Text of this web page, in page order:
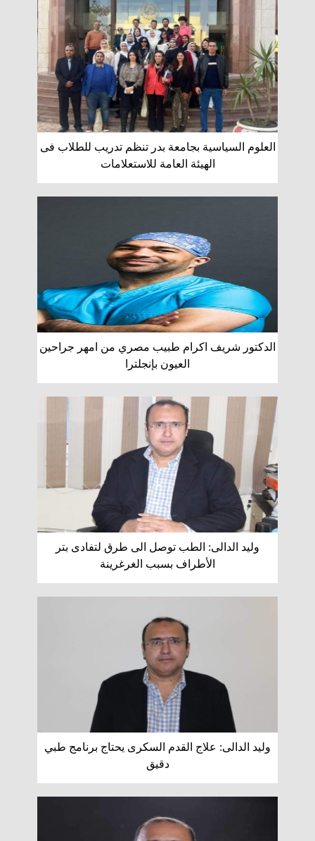
العلوم السياسية بجامعة بدر تنظم تدريب للطلاب فى
الهيئة العامة للاستعلامات
الدكتور شريف اكرام طبيب مصري من امهر جراحين
العيون بإنجلترا
وليد الدالى: الطب توصل الى طرق لتفادى بتر
الأطراف بسبب الغرغرينة
وليد الدالى: علاج القدم السكرى يحتاج برنامج طبي
دقيق